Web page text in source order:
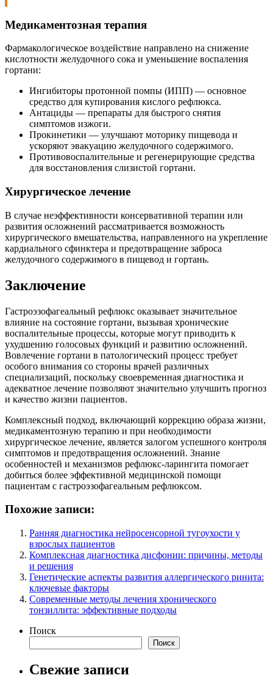
Медикаментозная терапия
Фармакологическое воздействие направлено на снижение
кислотности желудочного сока и уменьшение воспаления
гортани:
Ингибиторы протонной помпы (ИПП) — основное
средство для купирования кислого рефлюкса.
Антациды — препараты для быстрого снятия
симптомов изжоги.
Прокинетики — улучшают моторику пищевода и
ускоряют эвакуацию желудочного содержимого.
Противовоспалительные и регенерирующие средства
для восстановления слизистой гортани.
Хирургическое лечение
В случае неэффективности консервативной терапии или
развития осложнений рассматривается возможность
хирургического вмешательства, направленного на укрепление
кардиального сфинктера и предотвращение заброса
желудочного содержимого в пищевод и гортань.
Заключение
Гастроэзофагеальный рефлюкс оказывает значительное
влияние на состояние гортани, вызывая хронические
воспалительные процессы, которые могут приводить к
ухудшению голосовых функций и развитию осложнений.
Вовлечение гортани в патологический процесс требует
особого внимания со стороны врачей различных
специализаций, поскольку своевременная диагностика и
адекватное лечение позволяют значительно улучшить прогноз
и качество жизни пациентов.
Комплексный подход, включающий коррекцию образа жизни,
медикаментозную терапию и при необходимости
хирургическое лечение, является залогом успешного контроля
симптомов и предотвращения осложнений. Знание
особенностей и механизмов рефлюкс-ларингита помогает
добиться более эффективной медицинской помощи
пациентам с гастроэзофагеальным рефлюксом.
Похожие записи:
Ранняя диагностика нейросенсорной тугоухости у
взрослых пациентов
Комплексная диагностика дисфонии: причины, методы
и решения
Генетические аспекты развития аллергического ринита:
ключевые факторы
Современные методы лечения хронического
тонзиллита: эффективные подходы
Поиск
Поиск
Свежие записи